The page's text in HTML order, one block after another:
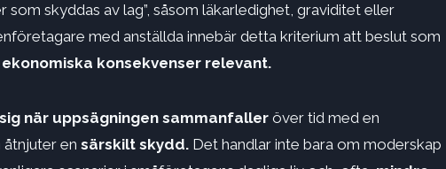
skyddas av lag”, såsom läkarledighet, graviditet eller
med anställda innebär detta kriterium att beslut som
konsekvenser relevant.
när uppsägningen sammanfalleröver tid med en
en särskilt skydd. Det handlar inte bara om moderskap